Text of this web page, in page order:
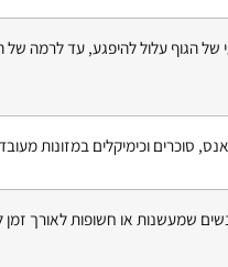
של הגוף עלול להיפגע, עד לרמה של
סוכרים וכימיקלים במזונות
שמעשנות או חשופות לאורך